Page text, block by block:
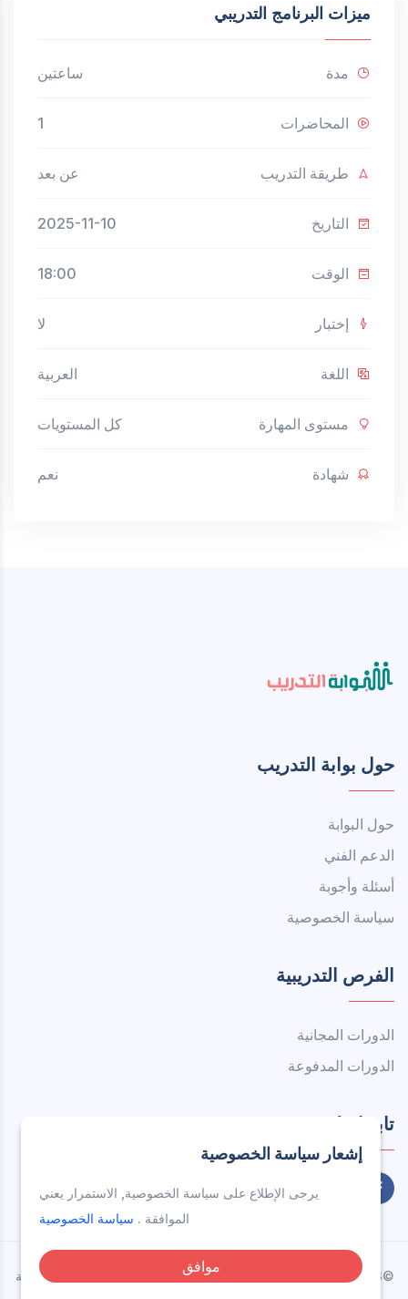
ميزات البرنامج التدريبي
مدة ساعتين
المحاضرات 1
طريقة التدريب عن بعد
التاريخ 2025-11-10
الوقت 18:00
إختبار لا
اللغة العربية
مستوى المهارة كل المستويات
شهادة نعم
حول بوابة التدريب
حول البوابة
الدعم الفني
أسئلة وأجوبة
سياسة الخصوصية
الفرص التدريبية
الدورات المجانية
الدورات المدفوعة
تابعنا على
©2023 جميع الحقوق محفوظة - جامعة الإمام محمد بن سعود الإسلامية
إشعار سياسة الخصوصية
يرجى الإطلاع على سياسة الخصوصية, الاستمرار يعني
الموافقة . سياسة الخصوصية
موافق